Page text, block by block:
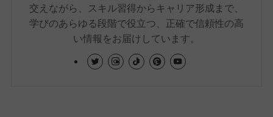
交えながら、スキル習得からキャリア形成まで、
学びのあらゆる段階で役立つ、正確で信頼性の高
い情報をお届けしています。